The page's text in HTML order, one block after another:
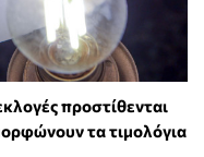
προστίθενται
τα τιμολόγια